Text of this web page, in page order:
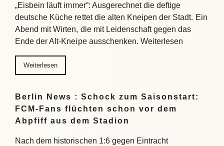
„Eisbein läuft immer“: Ausgerechnet die deftige
deutsche Küche rettet die alten Kneipen der Stadt. Ein
Abend mit Wirten, die mit Leidenschaft gegen das
Ende der Alt-Kneipe ausschenken. Weiterlesen
Weiterlesen
Berlin News : Schock zum Saisonstart:
FCM-Fans flüchten schon vor dem
Abpfiff aus dem Stadion
Nach dem historischen 1:6 gegen Eintracht